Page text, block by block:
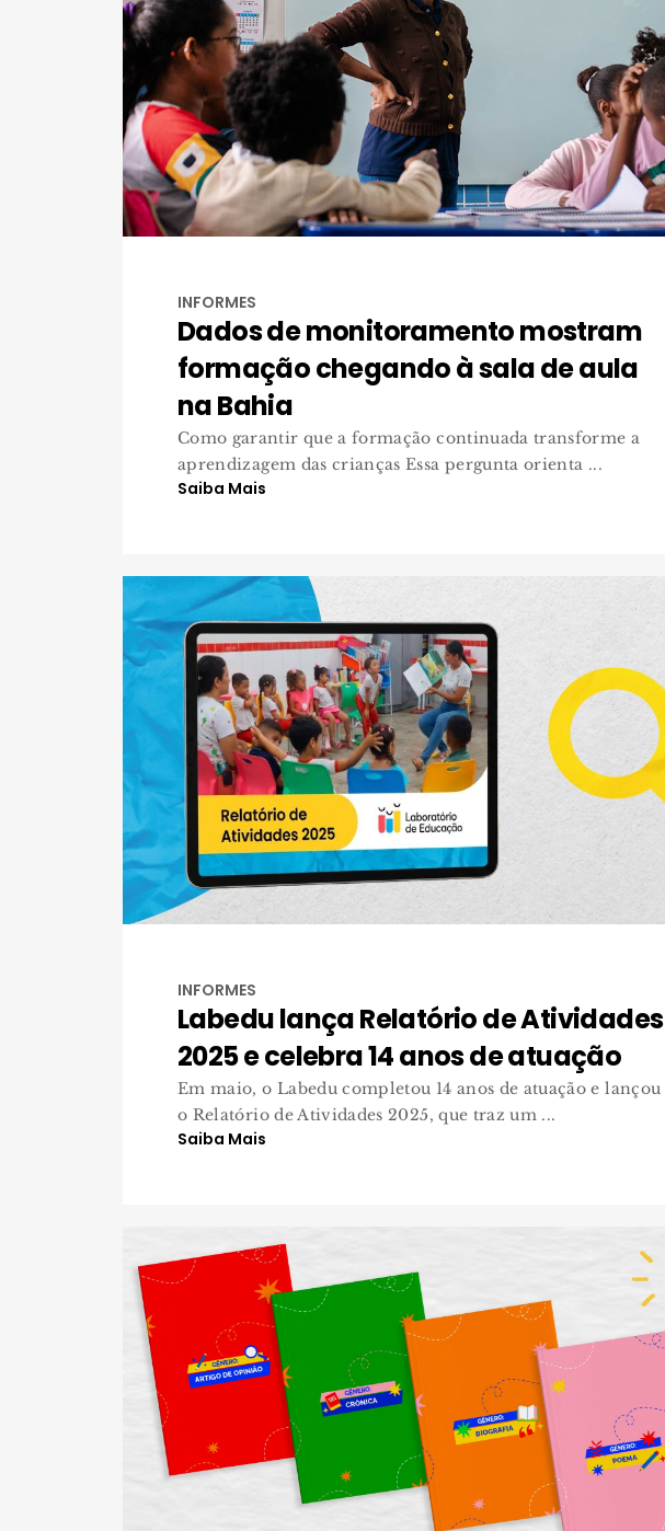
INFORMES
Dados de monitoramento mostram
formação chegando à sala de aula
na Bahia
Como garantir que a formação continuada transforme a
aprendizagem das crianças Essa pergunta orienta ...
Saiba Mais
INFORMES
Labedu lança Relatório de Atividades
2025 e celebra 14 anos de atuação
Em maio, o Labedu completou 14 anos de atuação e lançou
o Relatório de Atividades 2025, que traz um ...
Saiba Mais